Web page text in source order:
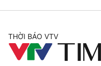
THỜI BÁO VTV